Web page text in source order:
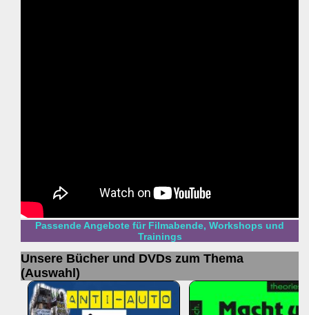
Passende Angebote für Filmabende, Workshops und
Trainings
Unsere Bücher und DVDs zum Thema
(Auswahl)